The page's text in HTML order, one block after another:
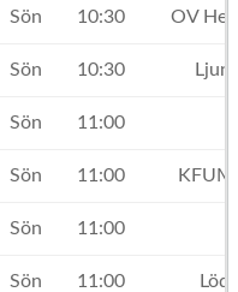
Sön 10:30 OV
Sön 10:30
Sön 11:00
Sön 11:00
Sön 11:00
Sön 11:00